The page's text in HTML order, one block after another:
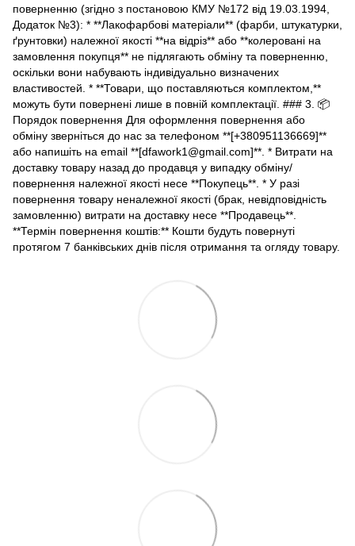
поверненню (згідно з постановою КМУ №172 від 19.03.1994,
Додаток №3): * **Лакофарбові матеріали** (фарби, штукатурки,
ґрунтовки) належної якості **на відріз** або **колеровані на
замовлення покупця** не підлягають обміну та поверненню,
оскільки вони набувають індивідуально визначених
властивостей. * **Товари, що поставляються комплектом,**
можуть бути повернені лише в повній комплектації. ### 3. 📦
Порядок повернення Для оформлення повернення або
обміну зверніться до нас за телефоном **[+380951136669]**
або напишіть на email **[dfawork1@gmail.com]**. * Витрати на
доставку товару назад до продавця у випадку обміну/
повернення належної якості несе **Покупець**. * У разі
повернення товару неналежної якості (брак, невідповідність
замовленню) витрати на доставку несе **Продавець**.
**Термін повернення коштів:** Кошти будуть повернуті
протягом 7 банківських днів після отримання та огляду товару.